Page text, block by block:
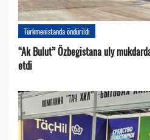
Türkmenistanda öndürildi
“Ak Bulut” Özbegistana uly
etdi